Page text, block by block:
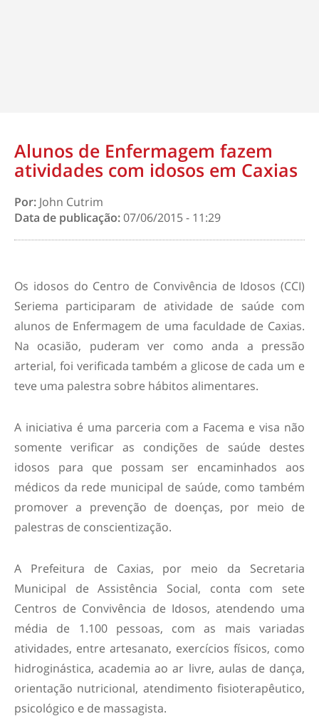
Alunos de Enfermagem fazem
atividades com idosos em Caxias
Por: John Cutrim
Data de publicação:07/06/2015 - 11:29
Os idosos do Centro de Convivência de Idosos (CCI)
Seriema participaram de atividade de saúde com
alunos de Enfermagem de uma faculdade de Caxias.
Na ocasião, puderam ver como anda a pressão
arterial, foi verificada também a glicose de cada um e
teve uma palestra sobre hábitos alimentares.
A iniciativa é uma parceria com a Facema e visa não
somente verificar as condições de saúde destes
idosos para que possam ser encaminhados aos
médicos da rede municipal de saúde, como também
promover a prevenção de doenças, por meio de
palestras de conscientização.
A Prefeitura de Caxias, por meio da Secretaria
Municipal de Assistência Social, conta com sete
Centros de Convivência de Idosos, atendendo uma
média de 1.100 pessoas, com as mais variadas
atividades, entre artesanato, exercícios físicos, como
hidroginástica, academia ao ar livre, aulas de dança,
orientação nutricional, atendimento fisioterapêutico,
psicológico e de massagista.